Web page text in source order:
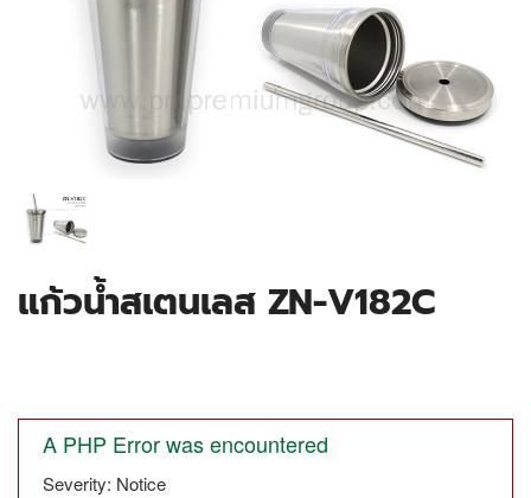
แก้วน้ำสเตนเลส ZN-V182C
A PHP Error was encountered
Severity: Notice